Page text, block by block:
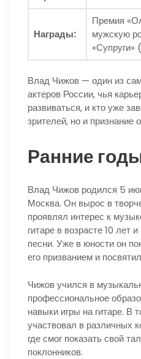
Награды:
Премия
мужскую
«Супруги»
Влад Чижов — один из
актеров России, чья
развиваться, и кто уже
зрителей, но и признание
Ранние
Влад Чижов родился 5
Москва. Он вырос в
проявлял интерес к
гитаре в возрасте 10 лет
песни. Уже в юности он
его призванием и
Чижов учился в
профессиональное
навыки игры на гитаре. В
участвовал в различных
где смог показать свой
поклонников.